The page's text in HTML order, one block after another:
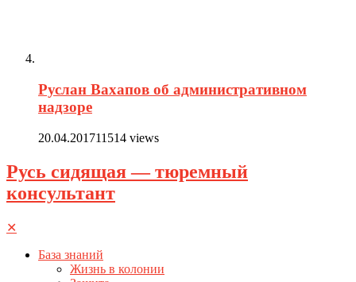
Руслан Вахапов об административном
надзоре
20.04.201711514 views
Русь сидящая — тюремный
консультант
✕
База знаний
Жизнь в колонии